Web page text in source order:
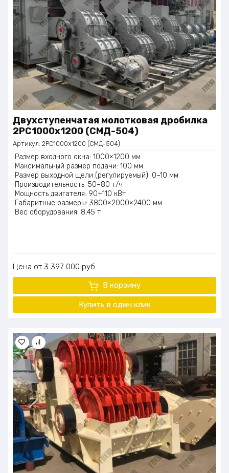
Двухступенчатая молотковая дробилка
2PC1000х1200 (СМД-504)
Артикул: 2PC1000х1200 (СМД-504)
Размер входного окна: 1000×1200 мм
Максимальный размер подачи: 100 мм
Размер выходной щели (регулируемый): 0–10 мм
Производительность: 50–80 т/ч
Мощность двигателя: 90+110 кВт
Габаритные размеры: 3800×2000×2400 мм
Вес оборудования: 8,45 т
Цена 3 397 000 руб.
В корзину
Купить в один клик